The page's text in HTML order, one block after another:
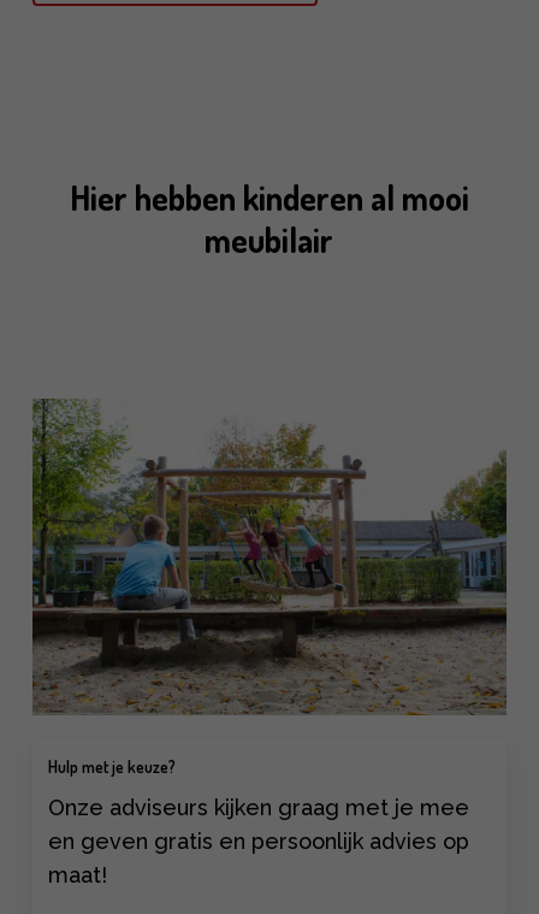
Hier hebben kinderen al mooi
meubilair
Hulp met je keuze?
Onze adviseurs kijken graag met je mee
en geven gratis en persoonlijk advies op
maat!